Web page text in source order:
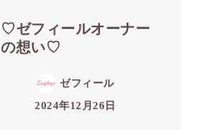
♡ゼフィールオーナー
の想い♡
ゼフィール
2024年12月26日